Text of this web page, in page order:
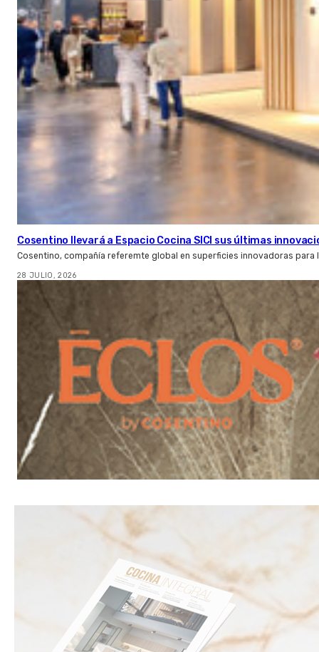
Cosentino llevará a Espacio Cocina SICI sus últimas
Cosentino, compañía referemte global en superficies innovadoras
28 JULIO, 2026